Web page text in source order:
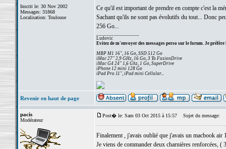
Inscrit le: 30 Nov 2002
Messages: 31868
Localisation: Toulouse
Ce qu'il est important de prendre en compte c'est la
Sachant qu'ils ne sont pas évolutifs du tout... Donc
256 Go...
Ludovic
Evitez de m'envoyer des messages perso sur le forum. Je préfère
MBP M1 16", 16 Go, SSD 512 Go
iMac 27" 2,9 GHz, 16 Go, 3 To FusionDrive
iMac G4 24" 1,6 Ghz, 1 Go, SuperDrive
iPhone 12 mini 128 Go
iPad Pro 11", iPad mini Cellular...
Revenir en haut de page
pacis
Modérateur
Post� le: Sam 03 Oct 2015 à 15:57 Sujet du message:
Finalement , j'avais oublié que j'avais un macbook air
Je viens de commander deux charnières renforcées,